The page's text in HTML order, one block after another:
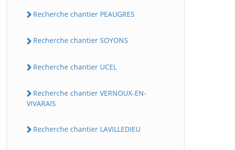
Recherche chantier PEAUGRES
Recherche chantier SOYONS
Recherche chantier UCEL
Recherche chantier VERNOUX-EN-
VIVARAIS
Recherche chantier LAVILLEDIEU